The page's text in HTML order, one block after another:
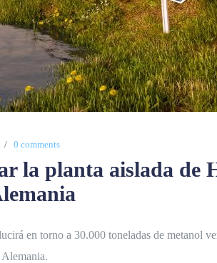
0 comments
la planta aislada de
en torno a 30.000 toneladas de metanol